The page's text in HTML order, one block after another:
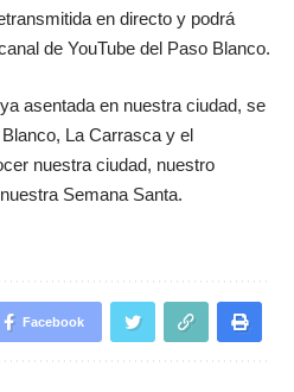
en directo y podrá
de YouTube del Paso Blanco.
asentada en nuestra ciudad, se
La Carrasca y el
nuestra ciudad, nuestro
Semana Santa.
Facebook